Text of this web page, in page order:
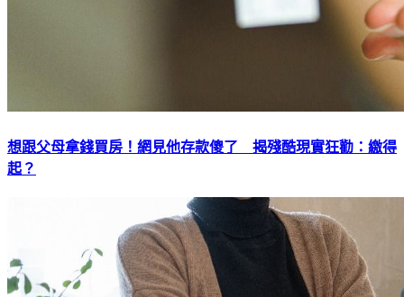
想跟父母拿錢買房！網見他存款傻了 揭殘酷現實狂勸：繳得
起？